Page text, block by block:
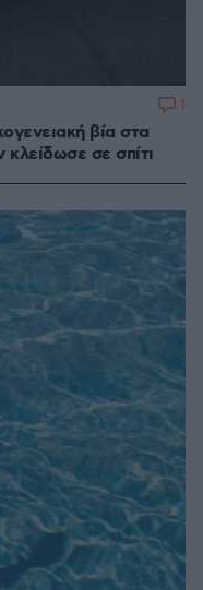
βία στα
κλείδωσε σε σπίτι
1